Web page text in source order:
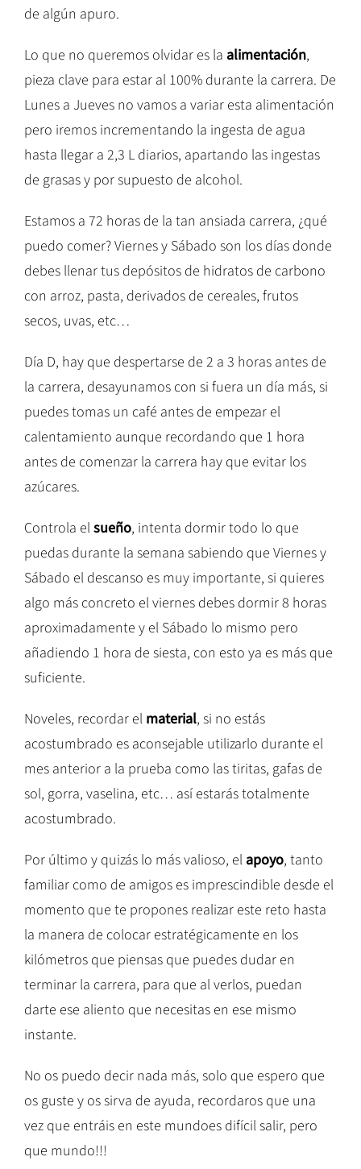
de algún apuro.
Lo que no queremos olvidar es la alimentación,
pieza clave para estar al 100% durante la carrera. De
Lunes a Jueves no vamos a variar esta alimentación
pero iremos incrementando la ingesta de agua
hasta llegar a 2,3 L diarios, apartando las ingestas
de grasas y por supuesto de alcohol.
Estamos a 72 horas de la tan ansiada carrera, ¿qué
puedo comer? Viernes y Sábado son los días donde
debes llenar tus depósitos de hidratos de carbono
con arroz, pasta, derivados de cereales, frutos
secos, uvas, etc…
Día D, hay que despertarse de 2 a 3 horas antes de
la carrera, desayunamos con si fuera un día más, si
puedes tomas un café antes de empezar el
calentamiento aunque recordando que 1 hora
antes de comenzar la carrera hay que evitar los
azúcares.
Controla elsueño, intenta dormir todo lo que
puedas durante la semana sabiendo que Viernes y
Sábado el descanso es muy importante, si quieres
algo más concreto el viernes debes dormir 8 horas
aproximadamente y el Sábado lo mismo pero
añadiendo 1 hora de siesta, con esto ya es más que
suficiente.
Noveles, recordar el material, si no estás
acostumbrado es aconsejable utilizarlo durante el
mes anterior a la prueba como las tiritas, gafas de
sol, gorra, vaselina, etc… así estarás totalmente
acostumbrado.
Por último y quizás lo más valioso, el apoyo, tanto
familiar como de amigos es imprescindible desde el
momento que te propones realizar este reto hasta
la manera de colocar estratégicamente en los
kilómetros que piensas que puedes dudar en
terminar la carrera, para que al verlos, puedan
darte ese aliento que necesitas en ese mismo
instante.
No os puedo decir nada más, solo que espero que
os guste y os sirva de ayuda, recordaros que una
vez que entráis en este mundoes difícil salir, pero
que mundo!!!